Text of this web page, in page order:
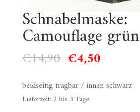
Schnabelmaske:
Camouflage grün
€14,90 Ursprünglicher
war:
€14,90
€4,50Aktueller
ist:
beidseitig tragbar / innen schwarz
Lieferzeit: 2 bis 3 Tage